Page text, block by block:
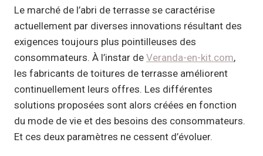
Le marché de l’abri de terrasse se caractérise
actuellement par diverses innovations résultant des
exigences toujours plus pointilleuses des
consommateurs. À l’instar de Veranda-en-kit.com,
les fabricants de toitures de terrasse améliorent
continuellement leurs offres. Les différentes
solutions proposées sont alors créées en fonction
du mode de vie et des besoins des consommateurs.
Et ces deux paramètres ne cessent d’évoluer.